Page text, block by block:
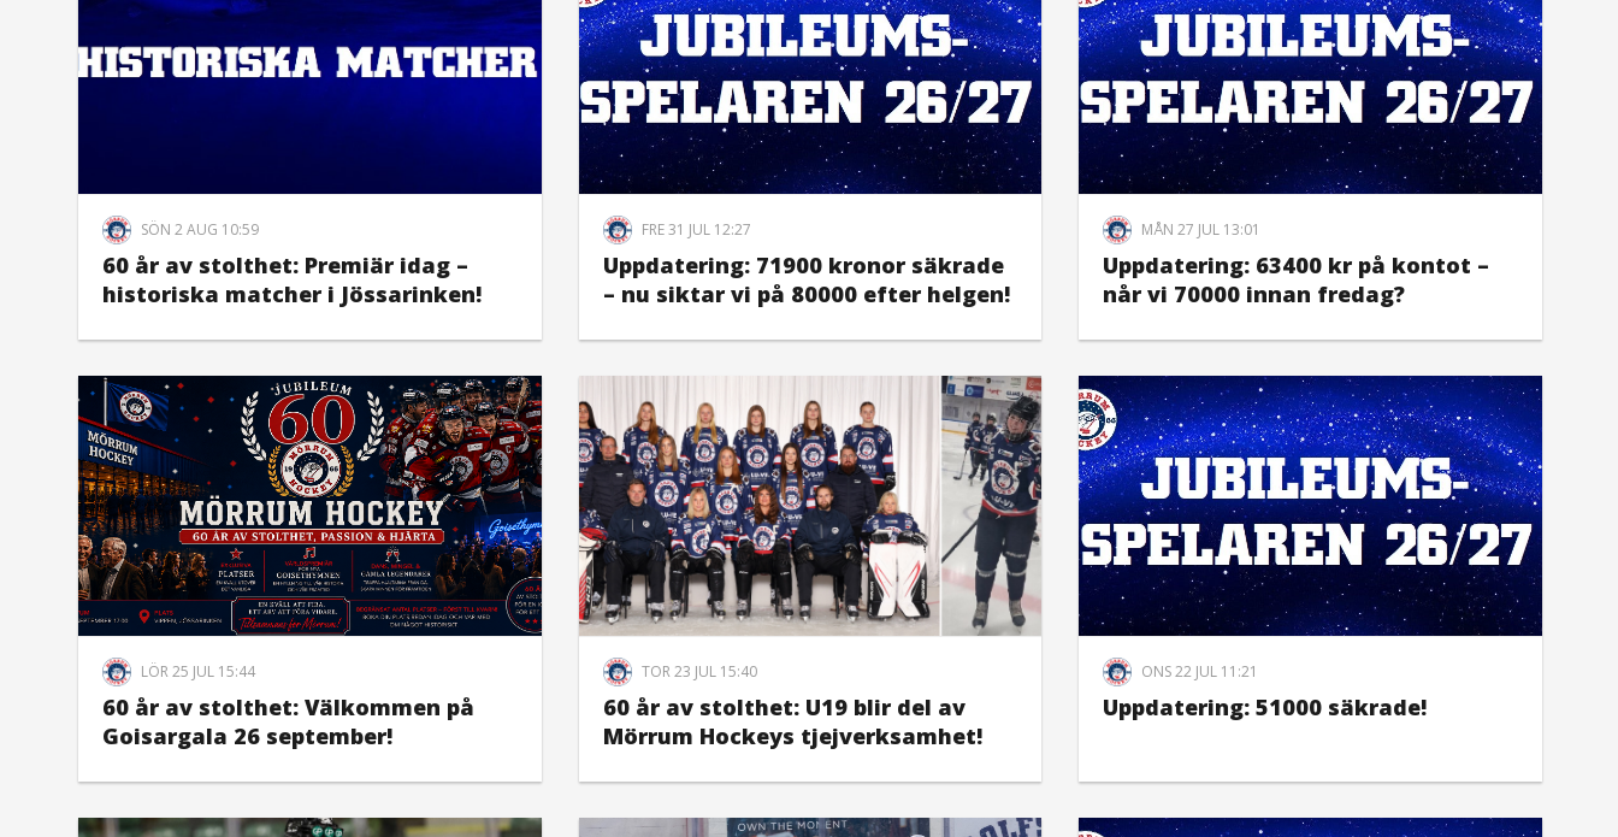
SÖN 2 AUG 10:59
60 år av stolthet: Premiär idag –
historiska matcher i Jössarinken!
FRE 31 JUL 12:27
Uppdatering: 71900 kronor säkrade
– nu siktar vi på 80000 efter helgen!
MÅN 27 JUL 13:01
Uppdatering: 63400 kr på kontot –
når vi 70000 innan fredag?
LÖR 25 JUL 15:44
60 år av stolthet: Välkommen på
Goisargala 26 september!
TOR 23 JUL 15:40
60 år av stolthet: U19 blir del av
Mörrum Hockeys tjejverksamhet!
ONS 22 JUL 11:21
Uppdatering: 51000 säkrade!